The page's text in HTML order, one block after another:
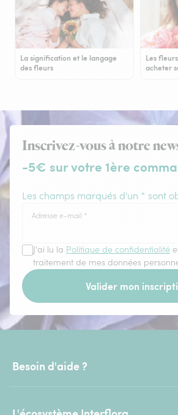
La signification et le langage
des fleurs
Les
acheter
Inscrivez-vous à notre
-5€ sur votre 1ère
Les champs marqués d'un * sont
Adresse e-mail *
J'ai lu la Politique de confidentialité
traitement de mes données
Valider mon
Besoin d'aide ?